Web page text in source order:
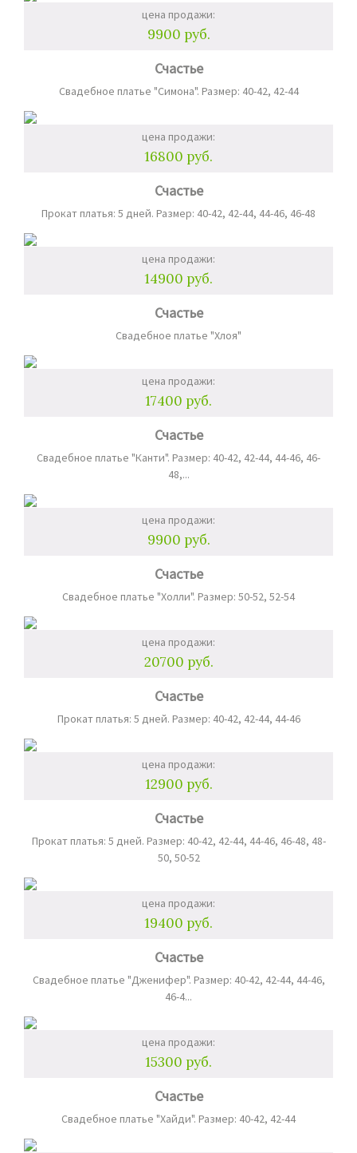
цена продажи:
9900 руб.
Счастье
Свадебное платье "Симона". Размер: 40-42, 42-44
цена продажи:
16800 руб.
Счастье
Прокат платья: 5 дней. Размер: 40-42, 42-44, 44-46, 46-48
цена продажи:
14900 руб.
Счастье
Свадебное платье "Хлоя"
цена продажи:
17400 руб.
Счастье
Свадебное платье "Канти". Размер: 40-42, 42-44, 44-46, 46-
48,...
цена продажи:
9900 руб.
Счастье
Свадебное платье "Холли". Размер: 50-52, 52-54
цена продажи:
20700 руб.
Счастье
Прокат платья: 5 дней. Размер: 40-42, 42-44, 44-46
цена продажи:
12900 руб.
Счастье
Прокат платья: 5 дней. Размер: 40-42, 42-44, 44-46, 46-48, 48-
50, 50-52
цена продажи:
19400 руб.
Счастье
Свадебное платье "Дженифер". Размер: 40-42, 42-44, 44-46,
46-4...
цена продажи:
15300 руб.
Счастье
Свадебное платье "Хайди". Размер: 40-42, 42-44